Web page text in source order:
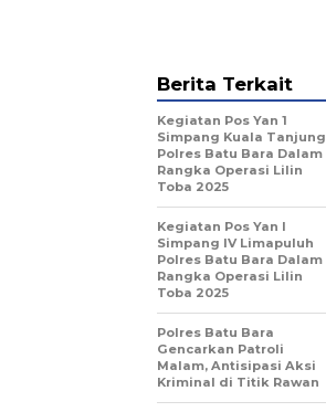
Berita Terkait
Kegiatan Pos Yan 1
Simpang Kuala Tanjung
Polres Batu Bara Dalam
Rangka Operasi Lilin
Toba 2025
Kegiatan Pos Yan I
Simpang IV Limapuluh
Polres Batu Bara Dalam
Rangka Operasi Lilin
Toba 2025
Polres Batu Bara
Gencarkan Patroli
Malam, Antisipasi Aksi
Kriminal di Titik Rawan